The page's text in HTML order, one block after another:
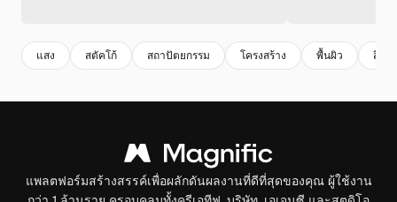
แสง สตัคโก้ สถาปัตยกรรม โครงสร้าง พื้นผิว สี
แพลตฟอร์มสร้างสรรค์เพื่อผลักดันผลงานที่ดีที่สุดของคุณ ผู้ใช้งาน